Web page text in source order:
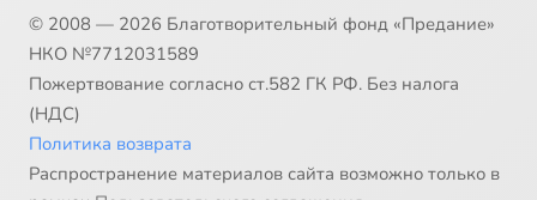
© 2008 — 2026 Благотворительный фонд «Предание»
НКО №7712031589
Пожертвование согласно ст.582 ГК РФ. Без налога
(НДС)
Политика возврата
Распространение материалов сайта возможно только в